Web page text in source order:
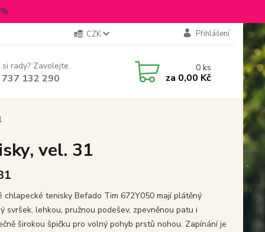
CZK Přihlášení
rady? Zavolejte.
132 290
0ks
za 0,00 Kč
vel. 31
chlapecké tenisky Befado Tim 672Y050 mají plátěný
svršek, lehkou, pružnou podešev, zpevněnou patu i
širokou špičku pro volný pohyb prstů nohou. Zapínání je